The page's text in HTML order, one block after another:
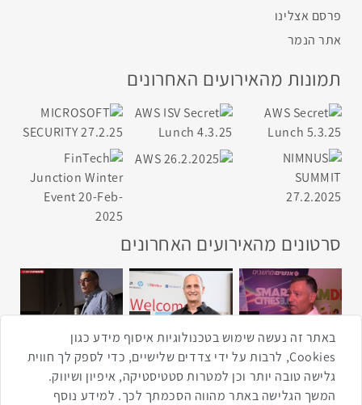
פרסם אצלינו
אתר הנמר
תמונות מהאירועים האחרונים
סרטונים מהאירועים האחרונים
4:00
2:33
1:43
3:52
1:14
באתר זה נעשה שימוש בטכנולוגיות איסוף מידע כגון
Cookies, לרבות על ידי צדדים שלישיים, כדי לספק לך חווית
גלישה טובה יותר וכן למטרות סטטיסטיקה, איפיון ושיווק.
המשך הגלישה באתר מהווה הסכמתך לכך. למידע נוסף